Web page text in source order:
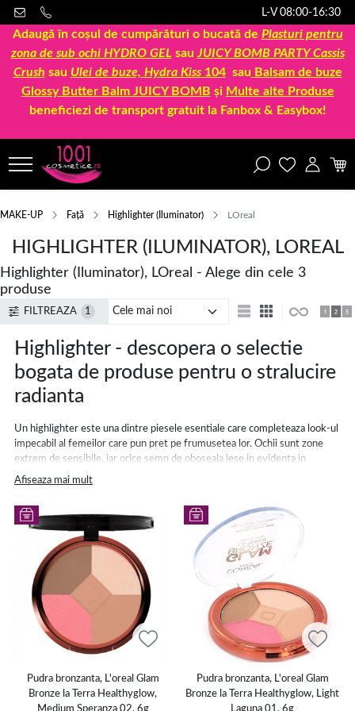
L-V 08:00-16:30
Adaugă în coșul de cumpărături o bucată de Plasturi pentru
zona de sub ochi HYDRO GEL sau JUICY BOMB PARTY Cassis
Crush sau Ulei de buze, Hydra Kiss 104sau Balsam de buze
Glossy Butter Balm JUICY BOMB și Multe alte Produse
beneficiezi de transport gratuit la Fanbox & Easybox!
MAKE-UP Față Highlighter (Iluminator) LOreal
HIGHLIGHTER (ILUMINATOR), LOREAL
Highlighter (Iluminator), LOreal - Alege din cele 3
produse
FILTREAZA 1
Highlighter - descopera o selectie
bogata de produse pentru o stralucire
radianta
Un highlighter este una dintre piesele esentiale care completeaza look-ul
impecabil al femeilor care pun pret pe frumusetea lor. Ochii sunt zone
extrem de sensibile, iar orice semn de oboseala iese in evidenta in
aceasta parte a fetei. Un highlighter pune in valoare ochii, contribuind la
stralucire chiar si celui mai simplu machiaj de zi. Iluminatoarele pentru
fata sunt disponibile in forme variate, de la stick, pudra, iluminator crema
si pana la varianta lichida. In functie de preferinte si de ocazie sau
eveniment, se poate opta pentru diverse nuante de iluminatoare pentru
make-up, incepand de la roz-auriu sau perlat, alb-auriu sau sidefat, plus
multe altele care sunt compatibile cu tonul pielii.
Scoate la lumina frumusetea naturala cu care ai fost inzestrata cu ajutorul
produse de make-up
, ideale pentru mascarea micilor imperfectiuni
si sublinierea atuurilor. Creeaza machiaje naturale sau indraznete pentru
evenimente cu farduri pentru pleoape rimelurisitusuri de ochi, care sa-ti
Afiseaza mai mult
Pudra bronzanta, L'oreal Glam
Bronze la Terra Healthyglow,
Pudra bronzanta, L'oreal Glam
Bronze la Terra Healthyglow, Light